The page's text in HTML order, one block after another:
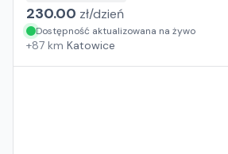
230.00 zł/dzień
Dostępność aktualizowana na żywo
+87 km Katowice